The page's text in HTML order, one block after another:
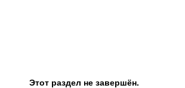
Этот раздел не завершён.